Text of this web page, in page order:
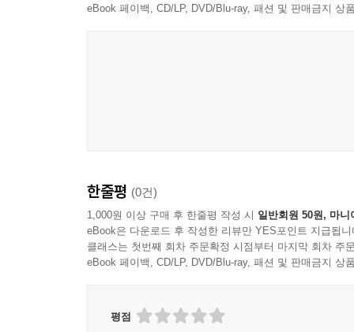
부모가 자녀를, 친구가 친구를 감시하는 비밀 앱 ‘
eBook 페이백, CD/LP, DVD/Blu-ray, 패션 및 판매금지 상
한줄평 (0건)
1,000원 이상 구매 후 한줄평 작성 시 일반회원 50원, 마니
eBook은 다운로드 후 작성한 리뷰만 YES포인트 지급됩니
클래스는 첫번째 회차 주문확정 시점부터 마지막 회차 주
eBook 페이백, CD/LP, DVD/Blu-ray, 패션 및 판매금지 상
평점